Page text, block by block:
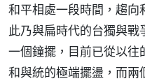
和平相處一段時間，趨向
此乃與扁時代的台獨與
一個鐘擺，目前已從以往
和與統的極端擺盪，而兩